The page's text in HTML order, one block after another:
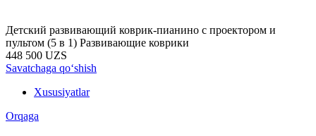
Детский развивающий коврик-пианино с проектором и
пультом (5 в 1) Развивающие коврики
448 500 UZS
Savatchaga qo‘shish
Xususiyatlar
Orqaga